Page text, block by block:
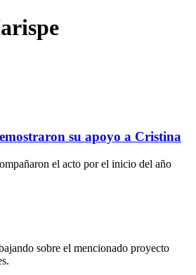
su apoyo a Cristina
el acto por el inicio del año
sobre el mencionado proyecto